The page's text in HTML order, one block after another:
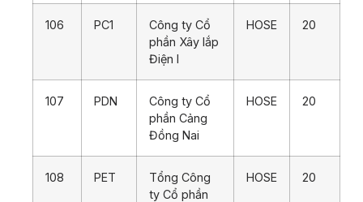
106 PC1
Công ty Cổ
phần Xây lắp
Điện I
HOSE 20
107 PDN
Công ty Cổ
phần Cảng
Đồng Nai
HOSE 20
108 PET
Tổng Công
ty Cổ phần
HOSE 20